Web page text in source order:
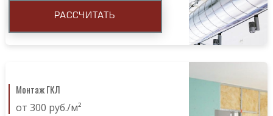
РАССЧИТАТЬ
Монтаж ГКЛ
от 300 руб./м²